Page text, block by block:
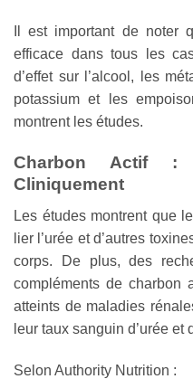
Il est important de noter
efficace dans tous les
d’effet sur l’alcool, les
potassium et les
montrent les études.
Charbon Actif :
Cliniquement
Les études montrent que
lier l’urée et d’autres
corps. De plus, des
compléments de charbon
atteints de maladies
leur taux sanguin d’urée et
Selon Authority Nutrition :